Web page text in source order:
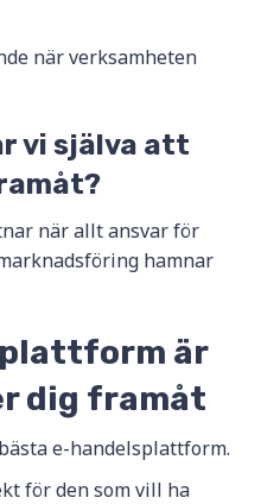
när verksamheten
vi själva att
när allt ansvar för
hamnar
är
dig framåt
e-handelsplattform.
för den som vill ha